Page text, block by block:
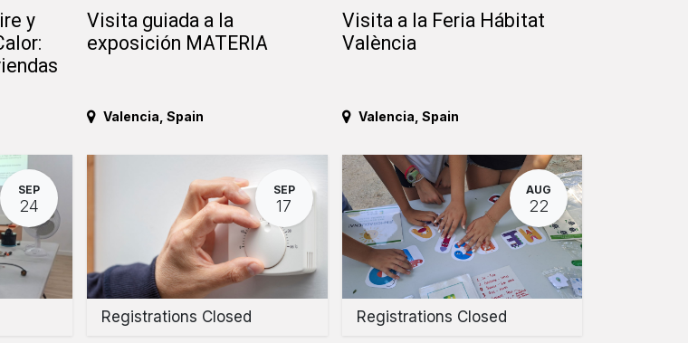
y
Visita guiada a la
exposición MATERIA
Valencia Spain
Visita a la Feria Hábitat
València
Valencia Spain
SEP
24
SEP
17
Registrations Closed
AUG
22
Registrations Closed